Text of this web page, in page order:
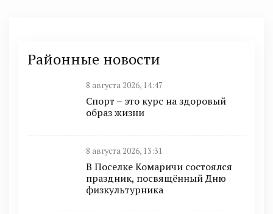
Районные новости
8 августа 2026, 14:47
Спорт – это курс на здоровый
образ жизни
8 августа 2026, 13:31
В Поселке Комаричи состоялся
праздник, посвящённый Дню
физкультурника